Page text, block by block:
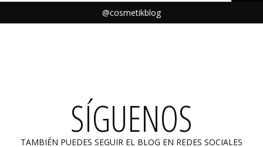
@cosmetikblog
SÍGUENOS
TAMBIÉN PUEDES SEGUIR EL BLOG EN REDES SOCIALES